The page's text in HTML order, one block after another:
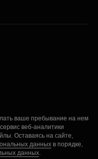
ваше пребывание на нем
веб-аналитики
Оставаясь на сайте,
данных в порядке,
данных.